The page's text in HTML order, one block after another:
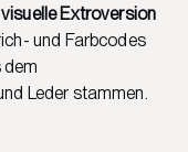
Extroversion
und Farbcodes
dem
Leder stammen.